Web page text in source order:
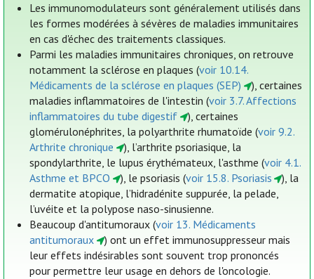
Les immunomodulateurs sont généralement utilisés dans
les formes modérées à sévères de maladies immunitaires
en cas d'échec des traitements classiques.
Parmi les maladies immunitaires chroniques, on retrouve
notamment la sclérose en plaques (voir 10.14.
Médicaments de la sclérose en plaques (SEP)
), certaines
maladies inflammatoires de l'intestin (voir 3.7. Affections
inflammatoires du tube digestif
), certaines
glomérulonéphrites, la polyarthrite rhumatoïde (voir 9.2.
Arthrite chronique
), l’arthrite psoriasique, la
spondylarthrite, le lupus érythémateux, l'asthme (voir 4.1.
Asthme et BPCO
), le psoriasis (voir 15.8. Psoriasis
), la
dermatite atopique, l’hidradénite suppurée, la pelade,
l’uvéite et la polypose naso-sinusienne.
Beaucoup d'antitumoraux (voir 13. Médicaments
antitumoraux
) ont un effet immunosuppresseur mais
leur effets indésirables sont souvent trop prononcés
pour permettre leur usage en dehors de l'oncologie.